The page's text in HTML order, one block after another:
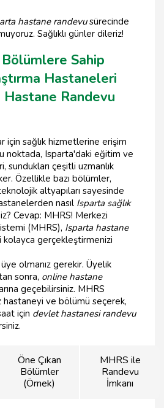
hastane randevusürecinde
Sağlıklı günler dileriz!
Sahip
Hastaneleri
Hastane Randevu
için sağlık hizmetlerine erişim
noktada, Isparta'daki eğitim ve
sundukları çeşitli uzmanlık
Özellikle bazı bölümler,
altyapıları sayesinde
nasıl Isparta sağlık
Cevap: MHRS! Merkezi
(MHRS), Isparta hastane
gerçekleştirmenizi
olmanız gerekir. Üyelik
sonra, online hastane
geçebilirsiniz. MHRS
ve bölümü seçerek,
için devlet hastanesi randevu
Öne Çıkan
Bölümler
(Örnek)
MHRS ile
Randevu
İmkanı